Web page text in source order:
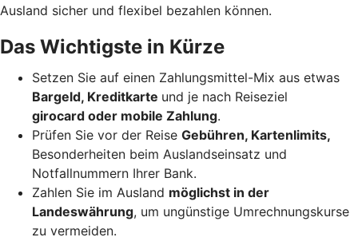
Ausland sicher und flexibel bezahlen können.
Das Wichtigste in Kürze
Setzen Sie auf einen Zahlungsmittel-Mix aus etwas
Bargeld, Kreditkarte und je nach Reiseziel
girocard oder mobile Zahlung.
Prüfen Sie vor der Reise Gebühren, Kartenlimits,
Besonderheiten beim Auslandseinsatz und
Notfallnummern Ihrer Bank.
Zahlen Sie im Ausland möglichst in der
Landeswährung, um ungünstige Umrechnungskurse
zu vermeiden.